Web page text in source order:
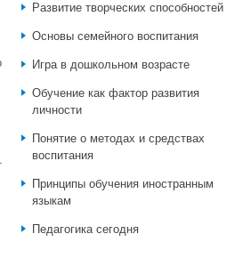
Развитие творческих способностей
Основы семейного воспитания
Игра в дошкольном возрасте
Обучение как фактор развития
личности
Понятие о методах и средствах
воспитания
Принципы обучения иностранным
языкам
Педагогика сегодня